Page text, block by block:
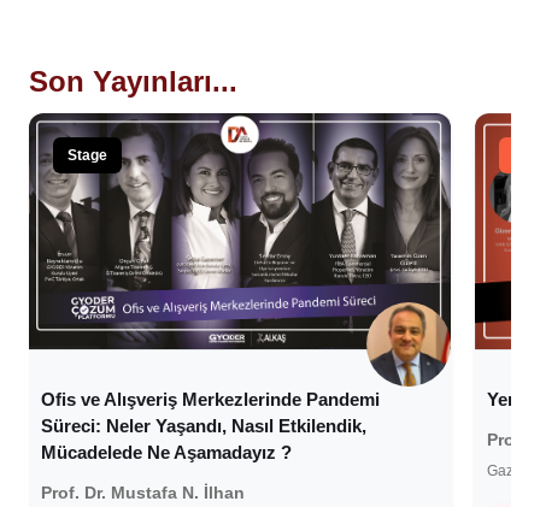
Son Yayınları...
Stage
Ofis ve Alışveriş Merkezlerinde Pandemi
Süreci: Neler Yaşandı, Nasıl Etkilendik,
Mücadelede Ne Aşamadayız ?
Prof. Dr. Mustafa N. İlhan
Yeni
Prof.
Gazi